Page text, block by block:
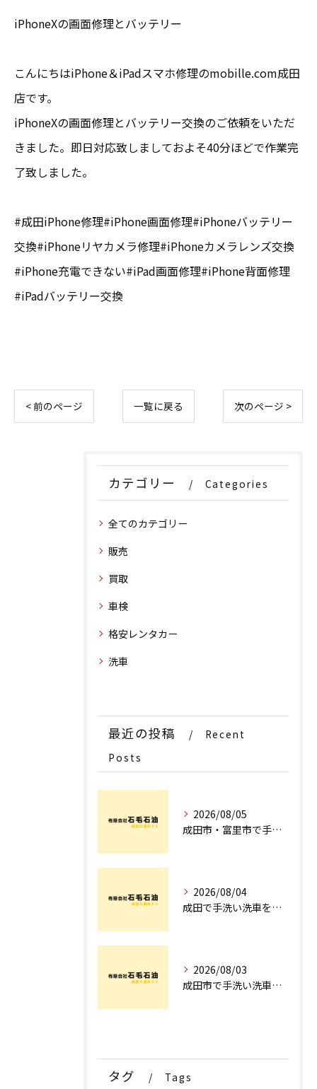
iPhoneXの画面修理とバッテリー
こんにちはiPhone＆iPadスマホ修理のmobille.com成田
店です。
iPhoneXの画面修理とバッテリー交換のご依頼をいただ
きました。即日対応致しましておよそ40分ほどで作業完
了致しました。
#成田iPhone修理#iPhone画面修理#iPhoneバッテリー
交換#iPhoneリヤカメラ修理#iPhoneカメラレンズ交換
#iPhone充電できない#iPad画面修理#iPhone背面修理
#iPadバッテリー交換
< 前のページ 一覧に戻る 次のページ >
カテゴリー Categories
全てのカテゴリー
販売
買取
車検
格安レンタカー
洗車
最近の投稿
Recent
Posts
2026/08/05
成田市・富里市で手洗洗車ならどこ？料金比較からサブスク選びまでプロが徹底解説
2026/08/04
成田で手洗い洗車を探すなら！車のプロが教える安心の店舗選びとコース術
2026/08/03
成田市で手洗い洗車ならどこ？現場を知るプロが明かす「失敗しない専門店選び」のポイント
タグ Tags